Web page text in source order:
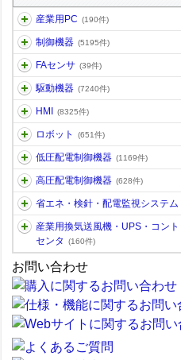
産業用PC (190件)
制御機器 (5195件)
FAセンサ (39件)
駆動機器 (7240件)
HMI (8325件)
ロボット (651件)
低圧配電制御機器 (1169件)
高圧配電制御機器 (628件)
省エネ・検針・配電監視システム
産業用換気送風機・UPS・コン
センタ
(160件)
お問い合わせ